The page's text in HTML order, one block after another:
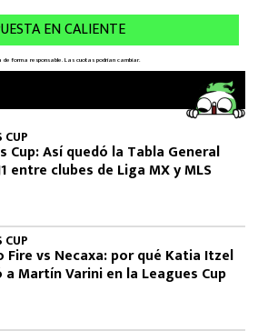
CUP
Cup: Así quedó la Tabla General
entre clubes de Liga MX y MLS
CUP
Fire vs Necaxa: por qué Katia Itzel
a Martín Varini en la Leagues Cup